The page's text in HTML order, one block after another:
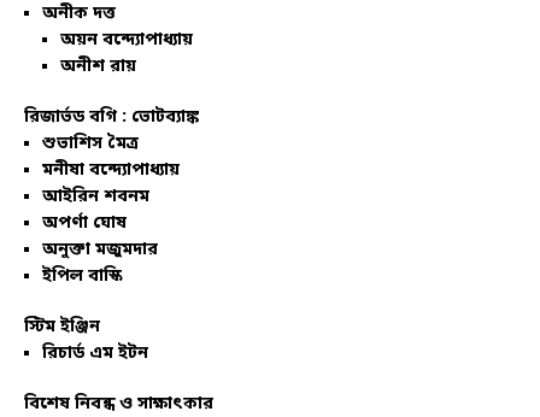
অনীক দত্ত
অয়ন বন্দ্যোপাধ্যায়
অনীশ রায়
রিজার্ভড বগি : ভোটব্যাঙ্ক
শুভাশিস মৈত্র
মনীষা বন্দ্যোপাধ্যায়
আইরিন শবনম
অপর্ণা ঘোষ
অনুক্তা মজুমদার
ইপিল বাস্কি
স্টিম ইঞ্জিন
রিচার্ড এম ইটন
বিশেষ নিবন্ধ ও সাক্ষাৎকার